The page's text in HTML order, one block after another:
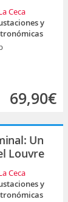
Ceca
y
69,90€
Un
Louvre
Ceca
y